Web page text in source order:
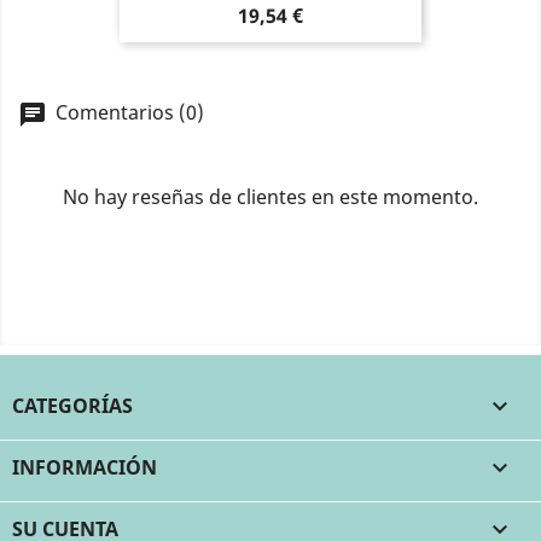
Precio
19,54 €
Comentarios (0)
No hay reseñas de clientes en este momento.
CATEGORÍAS 
INFORMACIÓN 
SU CUENTA 